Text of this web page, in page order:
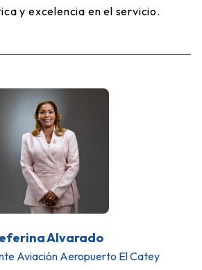
y excelencia en el servicio.
Alvarado
Aviación Aeropuerto El Catey